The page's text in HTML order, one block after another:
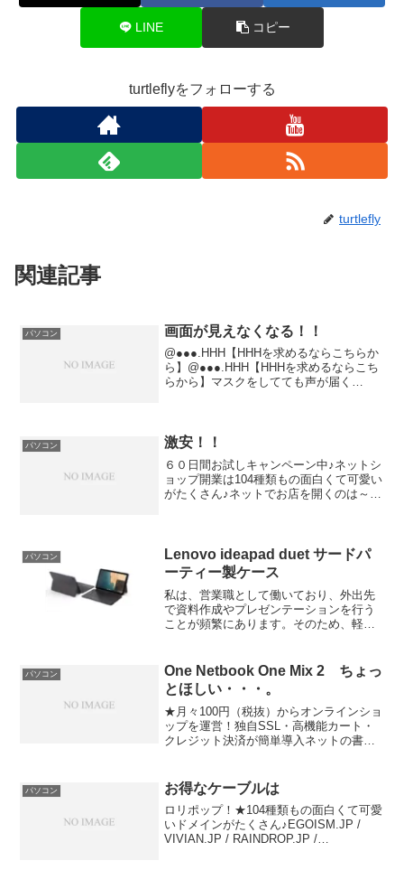
LINE コピー
turtleflyをフォローする
turtlefly
関連記事
パソコン 画面が見えなくなる！！
@●●●.HHH【HHHを求めるならこちらか
ら】@●●●.HHH【HHHを求めるならこち
らから】マスクをしてても声が届く
パソコン 激安！！
６０日間お試しキャンペーン中♪ネットシ
ョップ開業は104種類もの面白くて可愛い
がたくさん♪ネットでお店を開くのは～＠
LP ※...
パソコン
Lenovo ideapad duet サードパ
ーティー製ケース
私は、営業職として働いており、外出先
で資料作成やプレゼンテーションを行う
ことが頻繁にあります。そのため、軽量
Duet」です。IdeaPad Duetの特徴I...
パソコン
One Netbook One Mix 2 ちょっ
とほしい・・・。
★月々100円（税抜）からオンラインショ
ップを運営！独自SSL・高機能カート・
クレジット決済が簡単導入ネットの書き
だけれどもやはり、ほしいって思える...
パソコン お得なケーブルは
ロリポップ！★104種類もの面白くて可愛
いドメインがたくさん♪EGOISM.JP /
VIVIAN.JP / RAINDROP.JP /